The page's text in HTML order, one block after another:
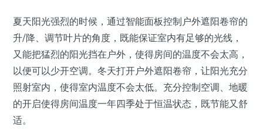
夏天阳光强烈的时候，通过智能面板控制户外遮阳卷帘的
升/降、调节叶片的角度，既能保证室内有足够的光线，
又能把猛烈的阳光挡在户外，使得房间的温度不会太高，
以便可以少开空调。冬天打开户外遮阳卷帘，让阳光充分
照射室内，使得室内温度不会太低。充分控制空调、地暖
的开启使得房间温度一年四季处于恒温状态，既节能又舒
适。